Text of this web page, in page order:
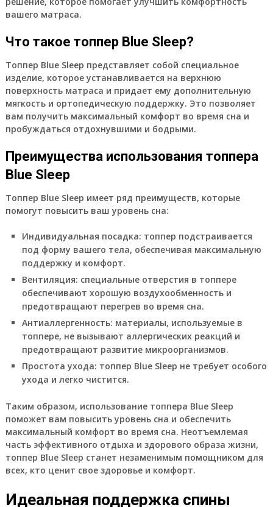
вашего матраса.
Что такое топпер Blue Sleep?
Топпер Blue Sleep представляет собой специальное
изделие, которое устанавливается на верхнюю
поверхность матраса и придает ему дополнительную
мягкость и ортопедическую поддержку. Это позволяет
вам получить максимальный комфорт во время сна и
пробуждаться отдохнувшими и бодрыми.
Преимущества использования топпера
Blue Sleep
Топпер Blue Sleep имеет ряд преимуществ, которые
помогут повысить ваш уровень сна:
Индивидуальная посадка: топпер подстраивается
под форму вашего тела, обеспечивая максимальную
поддержку и комфорт.
Вентиляция: специальные отверстия в топпере
обеспечивают хорошую воздухообменность и
предотвращают перегрев во время сна.
Антиаллергенность: материалы, используемые в
топпере, не вызывают аллергических реакций и
предотвращают развитие микроорганизмов.
Простота ухода: топпер Blue Sleep не требует особого
ухода и легко чистится.
Таким образом, использование топпера Blue Sleep
поможет вам повысить уровень сна и обеспечить
максимальный комфорт во время сна. Неотъемлемая
часть эффективного отдыха и здорового образа жизни,
топпер Blue Sleep станет незаменимым помощником для
всех, кто ценит свое здоровье и комфорт.
Идеальная поддержка спины